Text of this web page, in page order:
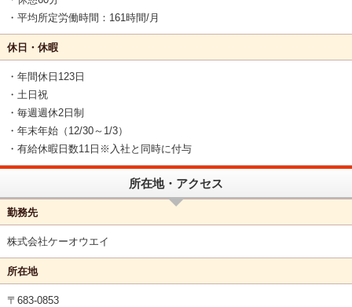
・平均所定労働時間：161時間/月
休日・休暇
・年間休日123日
・土日祝
・毎週週休2日制
・年末年始（12/30～1/3）
・有給休暇日数11日※入社と同時に付与
所在地・アクセス
勤務先
株式会社ケーオウエイ
所在地
〒683-0853